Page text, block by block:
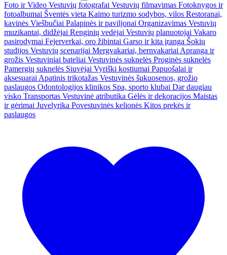
Foto ir Video Vestuvių fotografai Vestuvių filmavimas Fotoknygos ir
fotoalbumai Šventės vieta Kaimo turizmo sodybos, vilos Restoranai,
kavinės Viešbučiai Palapinės ir paviljonai Organizavimas Vestuvių
muzikantai, didžėjai Renginių vedėjai Vestuvių planuotojai Vakaro
pasirodymai Fejerverkai, oro žibintai Garso ir kita įranga Šokių
studijos Vestuvių scenarijai Mergvakariai, bernvakariai Apranga ir
grožis Vestuviniai bateliai Vestuvinės suknelės Proginės suknelės
Pamergių suknelės Siuvėjai Vyriški kostiumai Papuošalai ir
aksesuarai Apatinis trikotažas Vestuvinės šukuosenos, grožio
paslaugos Odontologijos klinikos Spa, sporto klubai Dar daugiau
visko Transportas Vestuvinė atributika Gėlės ir dekoracijos Maistas
ir gėrimai Juvelyrika Povestuvinės kelionės Kitos prekės ir
paslaugos